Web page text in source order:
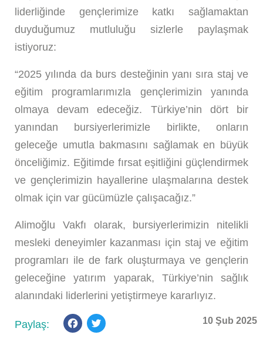
liderliğinde gençlerimize katkı sağlamaktan
duyduğumuz mutluluğu sizlerle paylaşmak
istiyoruz:
“2025 yılında da burs desteğinin yanı sıra staj ve
eğitim programlarımızla gençlerimizin yanında
olmaya devam edeceğiz. Türkiye’nin dört bir
yanından bursiyerlerimizle birlikte, onların
geleceğe umutla bakmasını sağlamak en büyük
önceliğimiz. Eğitimde fırsat eşitliğini güçlendirmek
ve gençlerimizin hayallerine ulaşmalarına destek
olmak için var gücümüzle çalışacağız.”
Alimoğlu Vakfı olarak, bursiyerlerimizin nitelikli
mesleki deneyimler kazanması için staj ve eğitim
programları ile de fark oluşturmaya ve gençlerin
geleceğine yatırım yaparak, Türkiye’nin sağlık
alanındaki liderlerini yetiştirmeye kararlıyız.
Facebook 10 Şub 2025